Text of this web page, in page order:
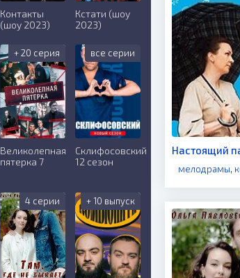
мелодрамы,
Контакты
(шоу 2023)
Кстати (шоу
2023)
+ 20 серия
Великолепная
пятерка 7
все серии
Склифосовский
12 сезон
4 серии + 10 выпуск